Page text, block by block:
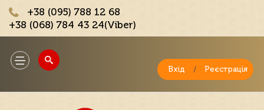
+38 (095) 788 12 68
+38 (068) 784 43 24(Viber)
Toggle
navigation
Вхід / Реєстрація